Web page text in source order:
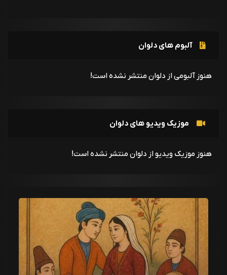
آلبوم های دلوان
هنوز آلبومی از دلوان منتشر نشده است!
موزیک ویدیو های دلوان
هنوز موزیک ویدیو از دلوان منتشر نشده است!